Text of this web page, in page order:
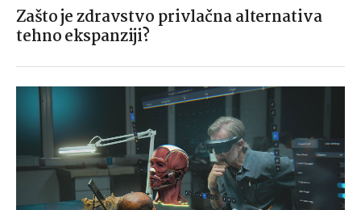
Zašto je zdravstvo privlačna alternativa
tehno ekspanziji?